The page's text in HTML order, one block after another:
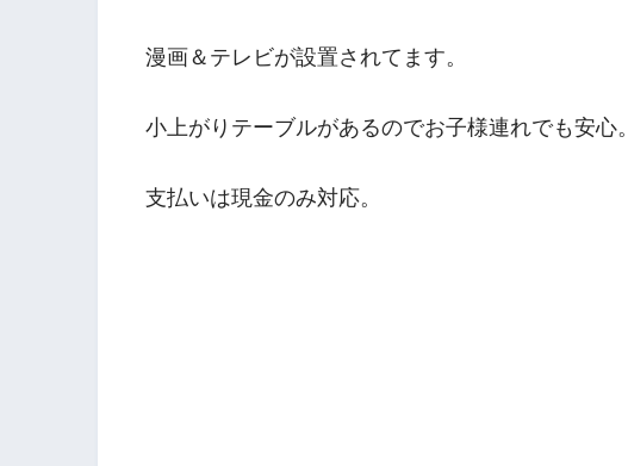
漫画＆テレビが設置されてます。
小上がりテーブルがあるのでお子様連れでも安心。
支払いは現金のみ対応。